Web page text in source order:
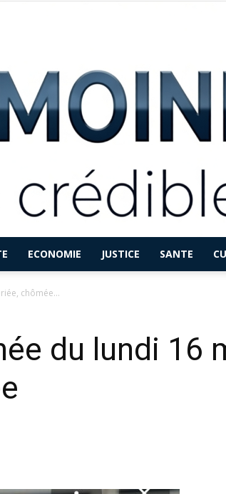
ECONOMIE JUSTICE SANTE
chômée...
du lundi 16